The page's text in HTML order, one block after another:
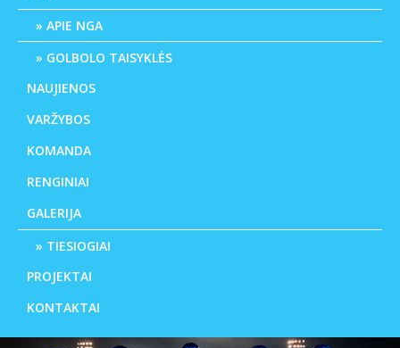
APIE NGA
GOLBOLO TAISYKLĖS
NAUJIENOS
VARŽYBOS
KOMANDA
RENGINIAI
GALERIJA
TIESIOGIAI
PROJEKTAI
KONTAKTAI